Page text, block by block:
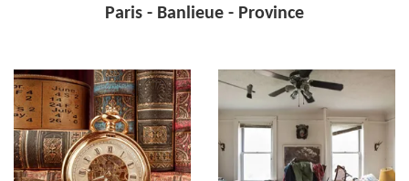
Paris - Banlieue - Province